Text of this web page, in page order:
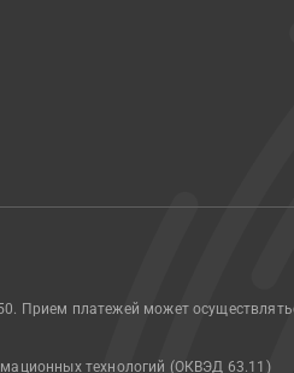
Прием платежей может
технологий (ОКВЭД 63.11)